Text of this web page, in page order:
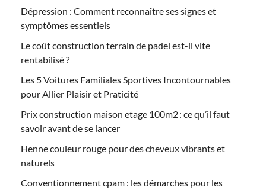
Dépression : Comment reconnaître ses signes et
symptômes essentiels
Le coût construction terrain de padel est-il vite
rentabilisé ?
Les 5 Voitures Familiales Sportives Incontournables
pour Allier Plaisir et Praticité
Prix construction maison etage 100m2 : ce qu’il faut
savoir avant de se lancer
Henne couleur rouge pour des cheveux vibrants et
naturels
Conventionnement cpam : les démarches pour les